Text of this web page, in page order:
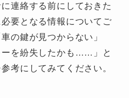
連絡する前にしておきた
要となる情報についてご
の鍵が見つからない」
ーを紛失したかも……」と
考にしてみてください。